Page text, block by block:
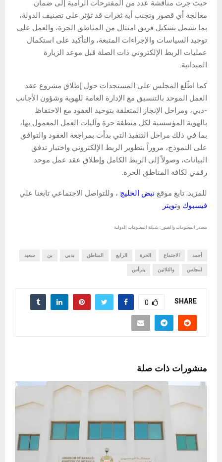
حيث جرت مناقشة عدد من المقترحات الرامية إلى ضمان
معالجة أي قصور وتجنب أية ثغرات قد تؤثر على تصنيف الدولة،
بما يشمل تشكيل فريق امتثال من المناطق الحرة، والعمل على
توحيد السياسات والإجراءات المتبعة، والتأكيد على استكمال
عمليات الربط الإلكتروني ذات الصلة قبل موعد الزيارة
الميدانية.
كما اطّلع المجلس على المستجدات حول إطلاق مشروع عقد
العمل الموحد بالتنسيق مع الإدارة العامة للهوية وشؤون الأجانب
-دبي، ومراحل الإنجاز المتعلقة بتوحيد العقود مع الاحتفاظ
بالهوية المؤسسية لكل منطقة حرة وآليات العمل المعمول بها،
بما في ذلك مراحل التنفيذ التي بدأت بمراجعة العقود والتوافق
على النموذج، مروراً بتطوير الربط الإلكتروني واختبار تدفق
البيانات، وصولاً إلى الربط الكامل وإطلاق عقد عمل موحد
رقمي لكافة المناطق الحرة.
للمزيد: تابع موقع نبض الخليج ، وللتواصل الاجتماعي تابعنا علي
فيسبوك وتويتر
مصدر المعلومات والصور : شبكة المعلومات الدولية
أحمد الاجتماع الحرة الرابع المناطق بدبي بن سعيد
لمجلس والثلاثين يترأس
SHARE
0
منشورات ذات صلة